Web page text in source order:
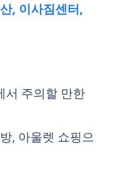
, 이사짐센터,
서 주의할 만한
, 아울렛 쇼핑으